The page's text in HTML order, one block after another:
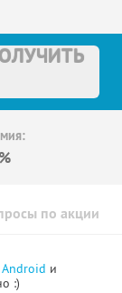
%
по акции
Android и
:)